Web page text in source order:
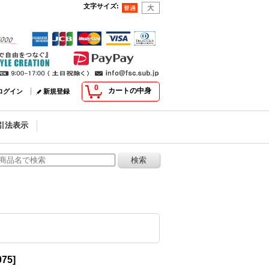
文字サイズ:
0 カートの中身
グイン 新規登録
法表示
]